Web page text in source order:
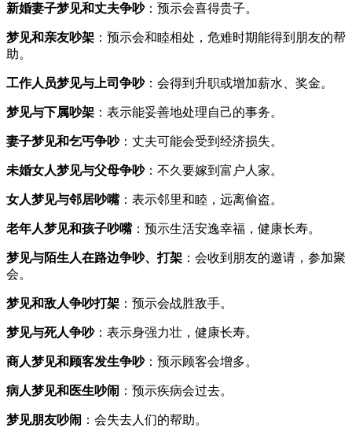
新婚妻子梦见和丈夫争吵：预示会喜得贵子。
梦见和亲友吵架 ：预示会和睦相处，危难时期能得到朋友的帮
助。
工作人员梦见与上司争吵：会得到升职或增加薪水、奖金。
梦见与下属吵架 ：表示能妥善地处理自己的事务。
妻子梦见和乞丐争吵：丈夫可能会受到经济损失。
未婚女人梦见与父母争吵：不久要嫁到富户人家。
女人梦见与邻居吵嘴：表示邻里和睦，远离偷盗。
老年人梦见和孩子吵嘴：预示生活安逸幸福，健康长寿。
梦见与陌生人在路边争吵、打架 ：会收到朋友的邀请，参加聚
会。
梦见和敌人争吵打架 ：预示会战胜敌手。
梦见与死人争吵：表示身强力壮，健康长寿。
商人梦见和顾客发生争吵：预示顾客会增多。
病人梦见和医生吵闹 ：预示疾病会过去。
梦见朋友吵闹 ：会失去人们的帮助。